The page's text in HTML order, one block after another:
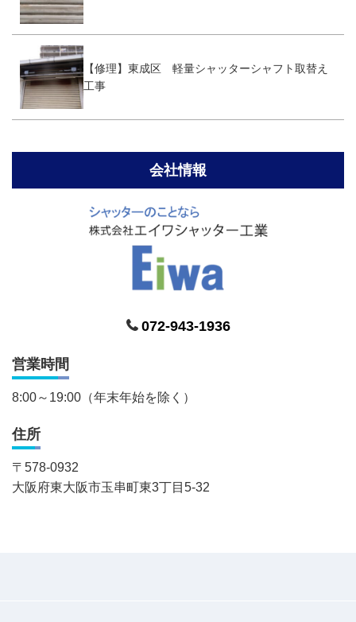
【修理】東成区 軽量シャッターシャフト取替え
工事
会社情報
072-943-1936
営業時間
8:00～19:00（年末年始を除く）
住所
〒 578-0932
大阪府東大阪市玉串町東3丁目5-32